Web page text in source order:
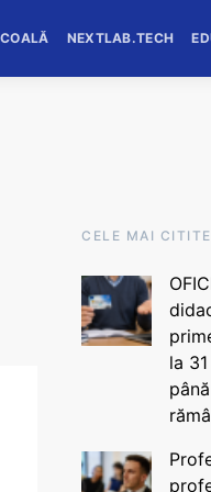
NEXTLAB.TECH
CELE MAI
la